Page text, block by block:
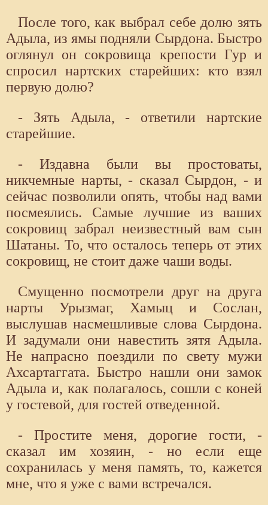
После того, как выбрал себе долю зять
Адыла, из ямы подняли Сырдона. Быстро
оглянул он сокровища крепости Гур и
спросил нартских старейших: кто взял
первую долю?
- Зять Адыла, - ответили нартские
старейшие.
- Издавна были вы простоваты,
никчемные нарты, - сказал Сырдон, - и
сейчас позволили опять, чтобы над вами
посмеялись. Самые лучшие из ваших
сокровищ забрал неизвестный вам сын
Шатаны. То, что осталось теперь от этих
сокровищ, не стоит даже чаши воды.
Смущенно посмотрели друг на друга
нарты Урызмаг, Хамыц и Сослан,
выслушав насмешливые слова Сырдона.
И задумали они навестить зятя Адыла.
Не напрасно поездили по свету мужи
Ахсартаггата. Быстро нашли они замок
Адыла и, как полагалось, сошли с коней
у гостевой, для гостей отведенной.
- Простите меня, дорогие гости, -
сказал им хозяин, - но если еще
сохранилась у меня память, то, кажется
мне, что я уже с вами встречался.